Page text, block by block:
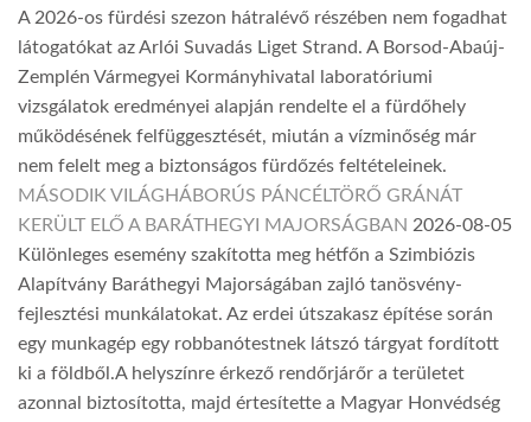
A 2026-os fürdési szezon hátralévő részében nem fogadhat
látogatókat az Arlói Suvadás Liget Strand. A Borsod-Abaúj-
Zemplén Vármegyei Kormányhivatal laboratóriumi
vizsgálatok eredményei alapján rendelte el a fürdőhely
működésének felfüggesztését, miután a vízminőség már
nem felelt meg a biztonságos fürdőzés feltételeinek.
MÁSODIK VILÁGHÁBORÚS PÁNCÉLTÖRŐ GRÁNÁT
KERÜLT ELŐ A BARÁTHEGYI MAJORSÁGBAN 2026-08-05
Különleges esemény szakította meg hétfőn a Szimbiózis
Alapítvány Baráthegyi Majorságában zajló tanösvény-
fejlesztési munkálatokat. Az erdei útszakasz építése során
egy munkagép egy robbanótestnek látszó tárgyat fordított
ki a földből.A helyszínre érkező rendőrjárőr a területet
azonnal biztosította, majd értesítette a Magyar Honvédség